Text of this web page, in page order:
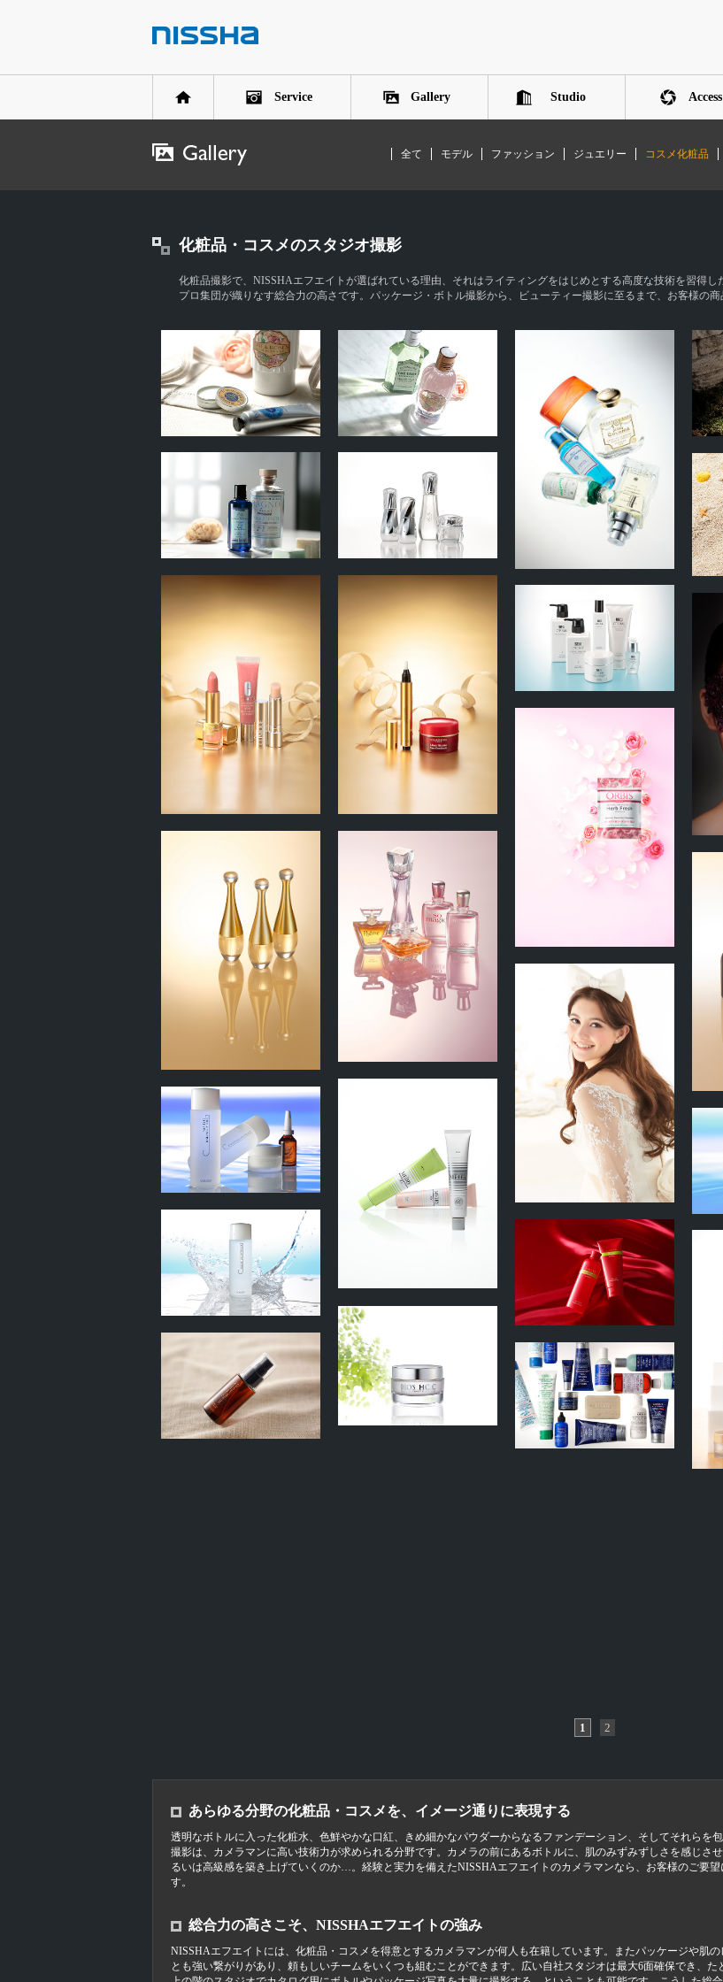
Service Gallery Studio Access
全て モデル ファッション ジュエリー コスメ化粧品
化粧品・コスメのスタジオ撮影
化粧品撮影で、NISSHAエフエイトが選ばれている理由、それはライティングをはじめとする高度な技術を習得
プロ集団が織りなす総合力の高さです。パッケージ・ボトル撮影から、ビューティー撮影に至るまで、お客様の
1 2
あらゆる分野の化粧品・コスメを、イメージ通りに表現する
透明なボトルに入った化粧水、色鮮やかな口紅、きめ細かなパウダーからなるファンデーション、そしてそれら
撮影は、カメラマンに高い技術力が求められる分野です。カメラの前にあるボトルに、肌のみずみずしさを感じさ
るいは高級感を築き上げていくのか…。経験と実力を備えたNISSHAエフエイトのカメラマンなら、お客様のご要
す。
総合力の高さこそ、NISSHAエフエイトの強み
NISSHAエフエイトには、化粧品・コスメを得意とするカメラマンが何人も在籍しています。またパッケージや肌
とも強い繋がりがあり、頼もしいチームをいくつも組むことができます。広い自社スタジオは最大6面確保でき、